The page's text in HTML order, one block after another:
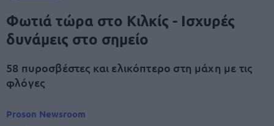
Φωτιά τώρα στο Κιλκίς - Ισχυρές
δυνάμεις στο σημείο
58 πυροσβέστες και ελικόπτερο στη μάχη με τις
φλόγες
Proson Newsroom